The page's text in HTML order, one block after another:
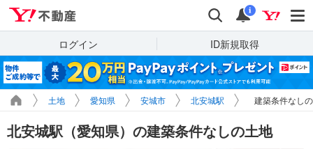
検索 通知
i
ログイン ID新規取得
土地 愛知県 安城市 北安城駅 建築条件なし
北安城駅（愛知県）の建築条件なしの土地